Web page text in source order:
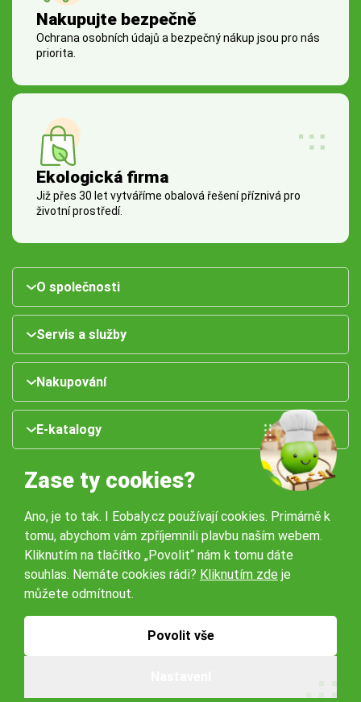
Nakupujte bezpečně
Ochrana osobních údajů a bezpečný nákup jsou pro nás
priorita.
Ekologická firma
Již přes 30 let vytváříme obalová řešení příznivá pro
životní prostředí.
O společnosti
Servis a služby
Nakupování
E-katalogy
Naše pobočky:
Obchodní podmínky
Zase ty cookies?
Ano, je to tak. I Eobaly.cz používají cookies. Primárně k
tomu, abychom vám zpříjemnili plavbu naším webem.
Kliknutím na tlačítko „Povolit“ nám k tomu dáte
souhlas. Nemáte cookies rádi? Kliknutím zde je
můžete odmítnout.
Povolit vše